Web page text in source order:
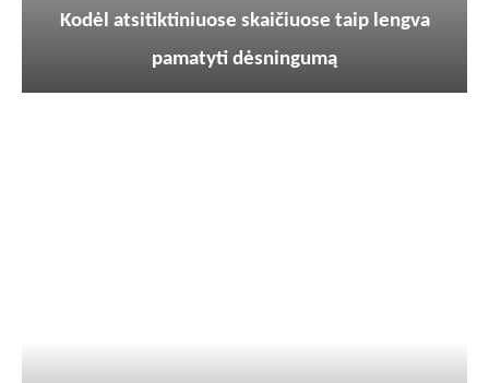
Kodėl atsitiktiniuose skaičiuose taip lengva
pamatyti dėsningumą